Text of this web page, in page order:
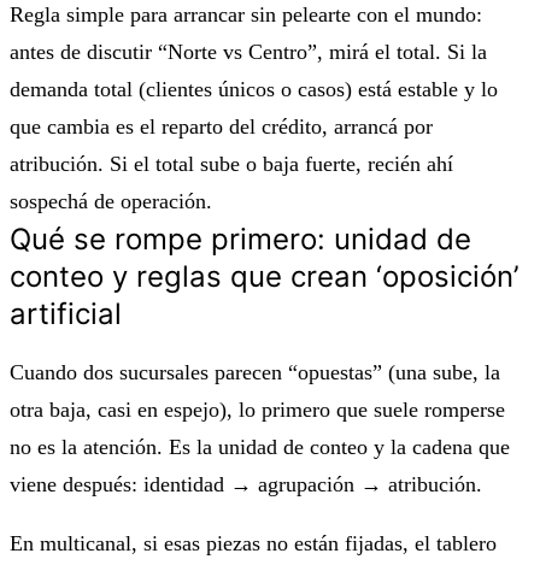
Regla simple para arrancar sin pelearte con el mundo:
antes de discutir “Norte vs Centro”, mirá el total. Si la
demanda total (clientes únicos o casos) está estable y lo
que cambia es el reparto del crédito, arrancá por
atribución. Si el total sube o baja fuerte, recién ahí
sospechá de operación.
Qué se rompe primero: unidad de
conteo y reglas que crean ‘oposición’
artificial
Cuando dos sucursales parecen “opuestas” (una sube, la
otra baja, casi en espejo), lo primero que suele romperse
no es la atención. Es la unidad de conteo y la cadena que
viene después: identidad → agrupación → atribución.
En multicanal, si esas piezas no están fijadas, el tablero